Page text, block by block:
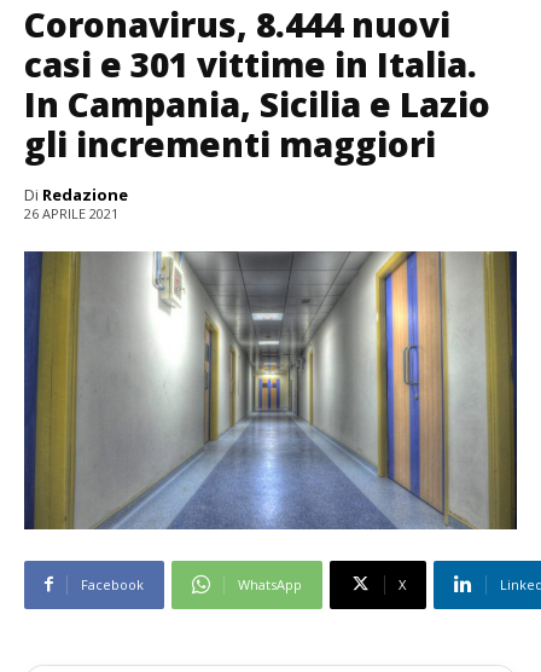
Coronavirus, 8.444 nuovi
casi e 301 vittime in Italia.
In Campania, Sicilia e Lazio
gli incrementi maggiori
Di Redazione
26 APRILE 2021
Facebook WhatsApp X